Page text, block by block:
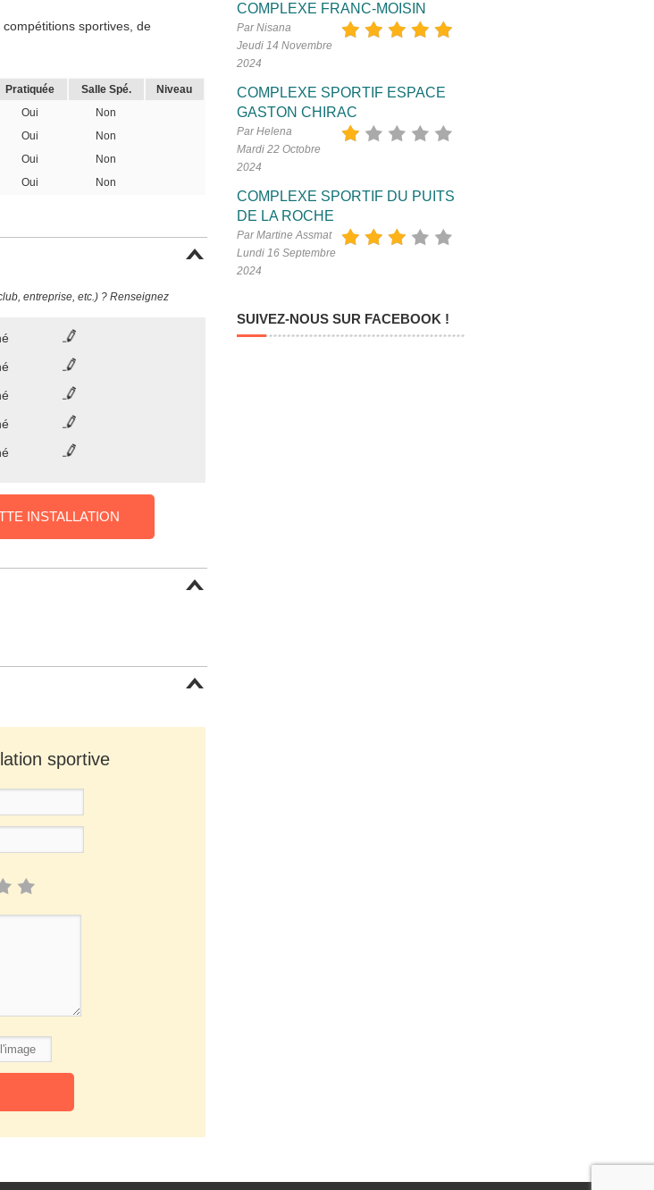
sportives, de
Pratiquée Salle Spé.
Niveau
Oui
Non
Oui
Non
Oui
Non
Oui Non
entreprise, etc.) ? Renseignez
INSTALLATION
sportive
COMPLEXE FRANC-MOISIN
Par Nisana
Jeudi 14 Novembre
2024
COMPLEXE SPORTIF ESPACE
GASTON CHIRAC
Par Helena
Mardi 22 Octobre
2024
COMPLEXE SPORTIF DU PUITS
DE LA ROCHE
Par Martine Assmat
Lundi 16 Septembre
2024
SUIVEZ-NOUS SUR FACEBOOK !